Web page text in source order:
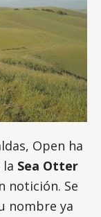
Open ha
Sea Otter
notición. Se
nombre ya